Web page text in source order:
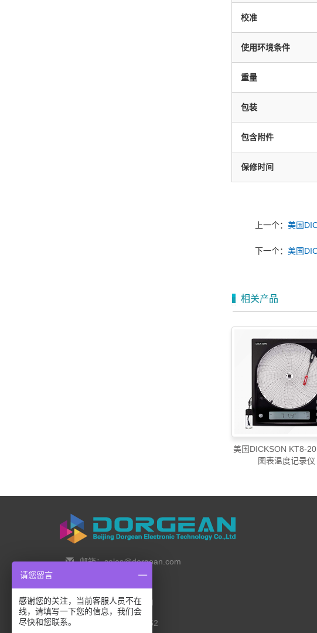
校准
使用环境条件
重量
包装
包含附件
保修时间
上一个： 美国
下一个： 美国
相关产品
美国DICKSON KT8-
图表温度记录仪
邮箱：sales@dorgean.com
电话：0l0-5286777I
手机：138 1111 I452
请您留言
感谢您的关注，当前客服人员不在
线，请填写一下您的信息，我们会
尽快和您联系。